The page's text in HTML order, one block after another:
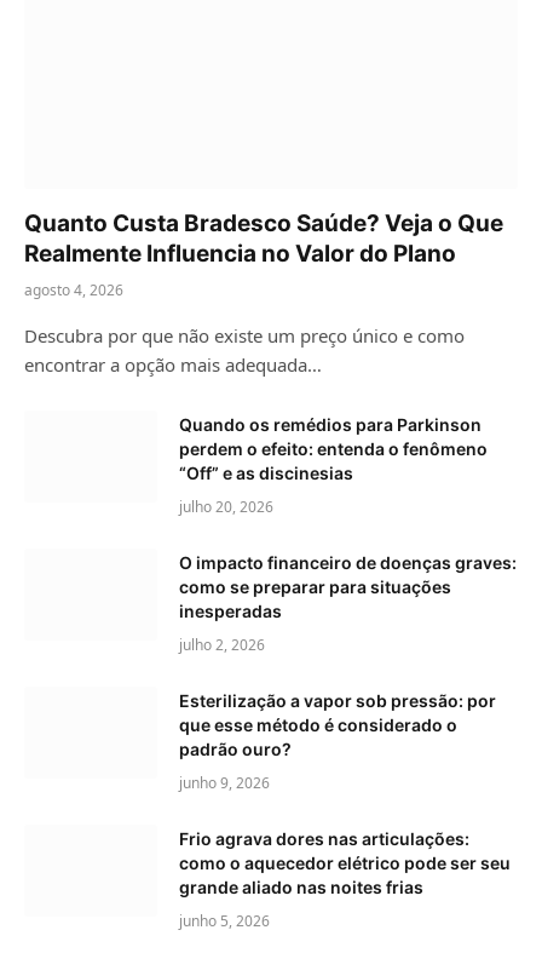
Quanto Custa Bradesco Saúde? Veja o Que
Realmente Influencia no Valor do Plano
agosto 4, 2026
Descubra por que não existe um preço único e como
encontrar a opção mais adequada…
Quando os remédios para Parkinson
perdem o efeito: entenda o fenômeno
“Off” e as discinesias
julho 20, 2026
O impacto financeiro de doenças graves:
como se preparar para situações
inesperadas
julho 2, 2026
Esterilização a vapor sob pressão: por
que esse método é considerado o
padrão ouro?
junho 9, 2026
Frio agrava dores nas articulações:
como o aquecedor elétrico pode ser seu
grande aliado nas noites frias
junho 5, 2026